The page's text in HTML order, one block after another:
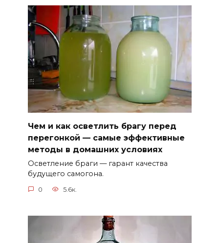
Чем и как осветлить брагу перед
перегонкой — самые эффективные
методы в домашних условиях
Осветление браги — гарант качества
будущего самогона.
0 5.6к.